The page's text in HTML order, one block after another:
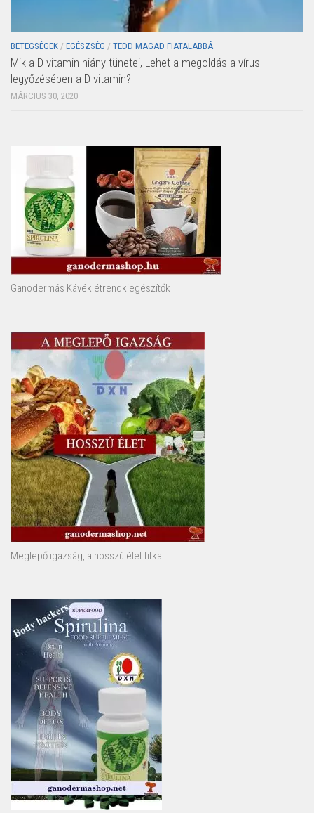
BETEGSÉGEK / EGÉSZSÉG / TEDD MAGAD FIATALABBÁ
Mik a D-vitamin hiány tünetei, Lehet a megoldás a vírus
legyőzésében a D-vitamin?
MÁRCIUS 30, 2020
Ganodermás Kávék étrendkiegészítők
Meglepő igazság, a hosszú élet titka